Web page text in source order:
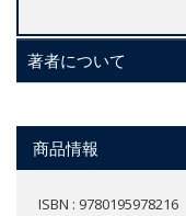
著者について
商品情報
ISBN : 9780195978216